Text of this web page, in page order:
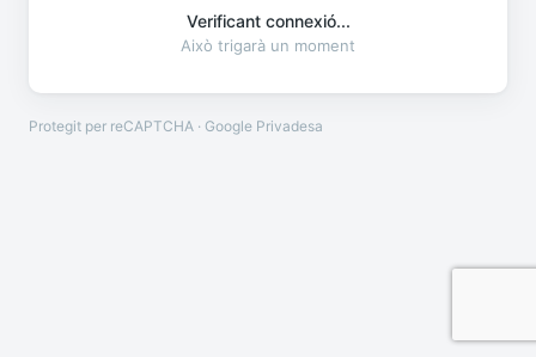
Verificant connexió...
Això trigarà un moment
Protegit per reCAPTCHA · Google Privadesa